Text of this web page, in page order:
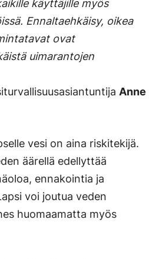
käyttäjille myös
Ennaltaehkäisy, oikea
ovat
uimarantojen
Anne
vesi on aina riskitekijä.
äärellä edellyttää
ennakointia ja
voi joutua veden
huomaamatta myös